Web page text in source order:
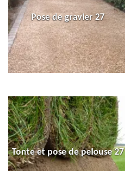
Pose de gravier 27
Tonte et pose de pelouse 27